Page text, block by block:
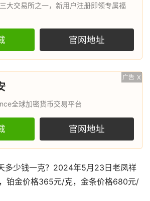
大交易所之一，新用户注册即领专属福
官网地址
广告 X
全球加密货币交易平台
官网地址
多少钱一克？2024年5月23日老凤祥
铂金价格365元/克，金条价格680元/